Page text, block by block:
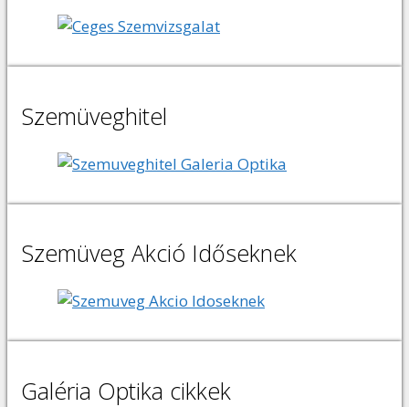
Szemüveghitel
Szemüveg Akció Időseknek
Galéria Optika cikkek